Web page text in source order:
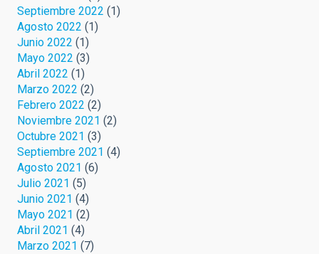
Septiembre 2022 (1)
Agosto 2022 (1)
Junio 2022 (1)
Mayo 2022 (3)
Abril 2022 (1)
Marzo 2022 (2)
Febrero 2022 (2)
Noviembre 2021 (2)
Octubre 2021 (3)
Septiembre 2021 (4)
Agosto 2021 (6)
Julio 2021 (5)
Junio 2021 (4)
Mayo 2021 (2)
Abril 2021 (4)
Marzo 2021 (7)